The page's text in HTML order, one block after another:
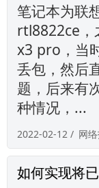
笔记本为联
rtl8822ce，
x3 pro，当
丢包，然后
题，后来有
种情况，...
2022-02-12 / 网
如何实现将